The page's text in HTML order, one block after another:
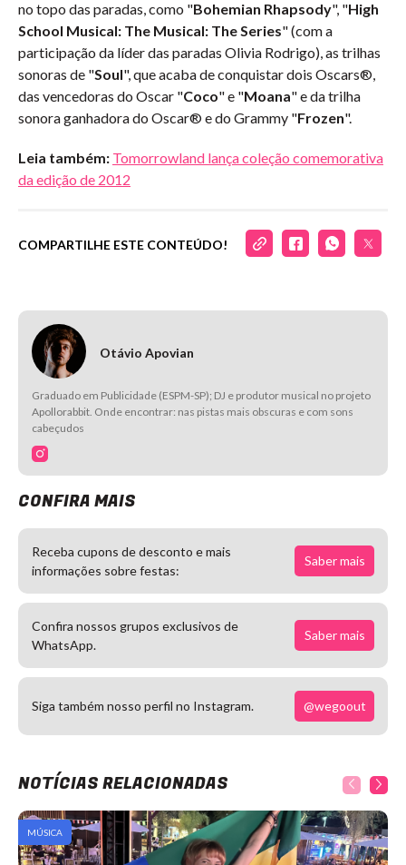
no topo das paradas, como "Bohemian Rhapsody", "High
School Musical: The Musical: The Series" (com a
participação da líder das paradas Olivia Rodrigo), as trilhas
sonoras de "Soul", que acaba de conquistar dois Oscars®,
das vencedoras do Oscar "Coco" e "Moana" e da trilha
sonora ganhadora do Oscar® e do Grammy "Frozen".
Leia também: Tomorrowland lança coleção comemorativa
da edição de 2012
COMPARTILHE ESTE CONTEÚDO!
Otávio Apovian
Graduado em Publicidade (ESPM-SP); DJ e produtor musical no projeto
Apollorabbit. Onde encontrar: nas pistas mais obscuras e com sons
cabeçudos
CONFIRA MAIS
Receba cupons de desconto e mais
informações sobre festas:
Saber mais
Confira nossos grupos exclusivos de
WhatsApp.
Saber mais
Siga também nosso perfil no Instagram. @wegoout
NOTÍCIAS RELACIONADAS
MÚSICA